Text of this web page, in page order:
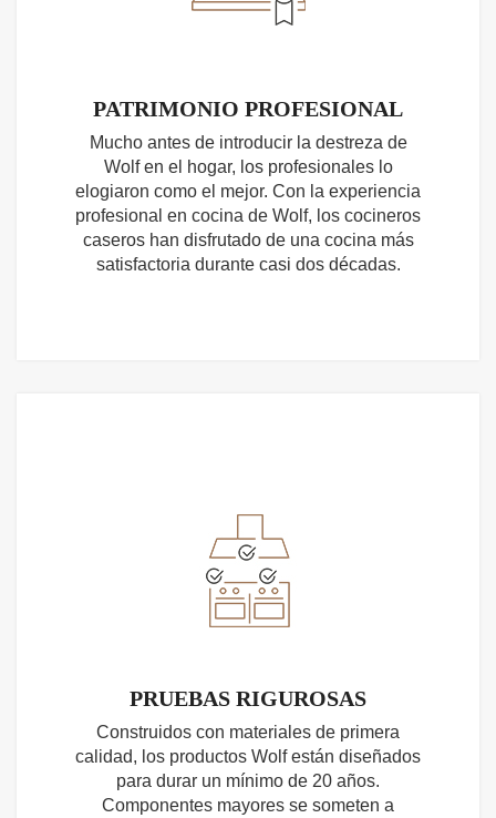
PATRIMONIO PROFESIONAL
Mucho antes de introducir la destreza de
Wolf en el hogar, los profesionales lo
elogiaron como el mejor. Con la experiencia
profesional en cocina de Wolf, los cocineros
caseros han disfrutado de una cocina más
satisfactoria durante casi dos décadas.
PRUEBAS RIGUROSAS
Construidos con materiales de primera
calidad, los productos Wolf están diseñados
para durar un mínimo de 20 años.
Componentes mayores se someten a